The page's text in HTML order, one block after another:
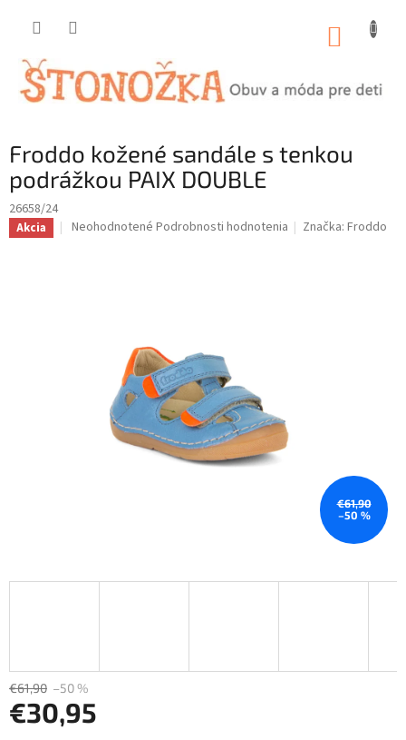
Froddo kožené sandále s tenkou
podrážkou PAIX DOUBLE
26658/24
Akcia
Priemerné
hviezdičiek.
Neohodnotené Podrobnosti hodnotenia Značka:Froddo
€61,90
–50 %
€61,90 –50 %
€30,95